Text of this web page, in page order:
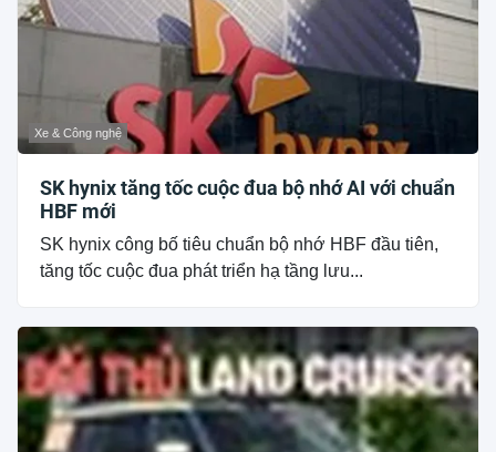
Xe & Công nghệ
SK hynix tăng tốc cuộc đua bộ nhớ AI với chuẩn
HBF mới
SK hynix công bố tiêu chuẩn bộ nhớ HBF đầu tiên,
tăng tốc cuộc đua phát triển hạ tầng lưu...